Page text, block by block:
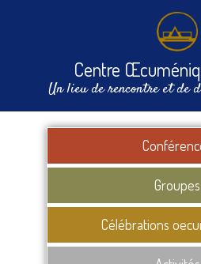
Centre
Un lieu de rencontre et de
Groupes
Célébrations